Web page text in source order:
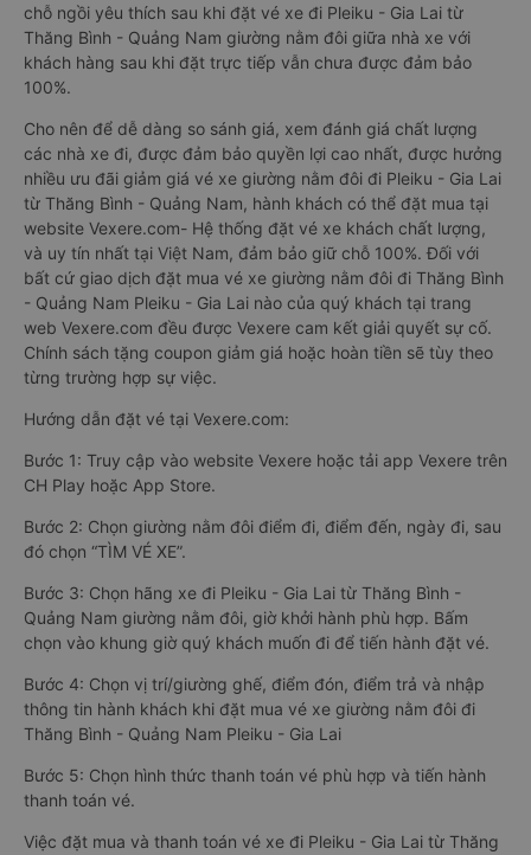
chỗ ngồi yêu thích sau khi đặt vé xe đi Pleiku - Gia Lai từ
Thăng Bình - Quảng Nam giường nằm đôi giữa nhà xe với
khách hàng sau khi đặt trực tiếp vẫn chưa được đảm bảo
100%.
Cho nên để dễ dàng so sánh giá, xem đánh giá chất lượng
các nhà xe đi, được đảm bảo quyền lợi cao nhất, được hưởng
nhiều ưu đãi giảm giá vé xe giường nằm đôi đi Pleiku - Gia Lai
từ Thăng Bình - Quảng Nam, hành khách có thể đặt mua tại
website Vexere.com- Hệ thống đặt vé xe khách chất lượng,
và uy tín nhất tại Việt Nam, đảm bảo giữ chỗ 100%. Đối với
bất cứ giao dịch đặt mua vé xe giường nằm đôi đi Thăng Bình
- Quảng Nam Pleiku - Gia Lai nào của quý khách tại trang
web Vexere.com đều được Vexere cam kết giải quyết sự cố.
Chính sách tặng coupon giảm giá hoặc hoàn tiền sẽ tùy theo
từng trường hợp sự việc.
Hướng dẫn đặt vé tại Vexere.com:
Bước 1: Truy cập vào website Vexere hoặc tải app Vexere trên
CH Play hoặc App Store.
Bước 2: Chọn giường nằm đôi điểm đi, điểm đến, ngày đi, sau
đó chọn “TÌM VÉ XE”.
Bước 3: Chọn hãng xe đi Pleiku - Gia Lai từ Thăng Bình -
Quảng Nam giường nằm đôi, giờ khởi hành phù hợp. Bấm
chọn vào khung giờ quý khách muốn đi để tiến hành đặt vé.
Bước 4: Chọn vị trí/giường ghế, điểm đón, điểm trả và nhập
thông tin hành khách khi đặt mua vé xe giường nằm đôi đi
Thăng Bình - Quảng Nam Pleiku - Gia Lai
Bước 5: Chọn hình thức thanh toán vé phù hợp và tiến hành
thanh toán vé.
Việc đặt mua và thanh toán vé xe đi Pleiku - Gia Lai từ Thăng